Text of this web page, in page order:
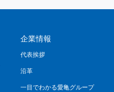
企業情報
代表挨拶
沿革
一目でわかる愛亀グループ